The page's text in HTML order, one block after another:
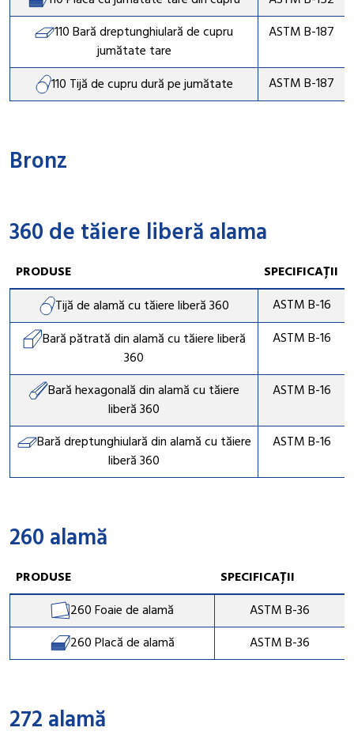
110 Bară dreptunghiulară de cupru
jumătate tare
ASTM B-187
110 Tijă de cupru dură pe jumătate ASTM B-187
Bronz
360 de tăiere liberă alama
PRODUSE
SPECIFICAȚII
Tijă de alamă cu tăiere liberă 360
ASTM B-16
Bară pătrată din alamă cu tăiere liberă
360
ASTM B-16
Bară hexagonală din alamă cu tăiere
liberă 360
ASTM B-16
Bară dreptunghiulară din alamă cu tăiere
liberă 360
ASTM B-16
260 alamă
PRODUSE
SPECIFICAȚII
260 Foaie de alamă
ASTM B-36
260 Placă de alamă
ASTM B-36
272 alamă